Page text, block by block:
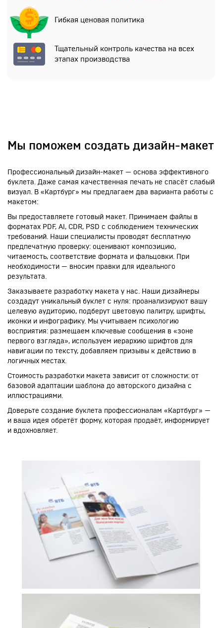
Гибкая ценовая политика
Тщательный контроль качества на всех
этапах производства
Мы поможем создать дизайн-макет
Профессиональный дизайн-макет — основа эффективного
буклета. Даже самая качественная печать не спасёт слабый
визуал. В «Картбург» мы предлагаем два варианта работы с
макетом:
Вы предоставляете готовый макет. Принимаем файлы в
форматах PDF, AI, CDR, PSD с соблюдением технических
требований. Наши специалисты проводят бесплатную
предпечатную проверку: оценивают композицию,
читаемость, соответствие формата и фальцовки. При
необходимости — вносим правки для идеального
результата.
Заказываете разработку макета у нас. Наши дизайнеры
создадут уникальный буклет с нуля: проанализируют вашу
целевую аудиторию, подберут цветовую палитру, шрифты,
иконки и инфографику. Мы учитываем психологию
восприятия: размещаем ключевые сообщения в «зоне
первого взгляда», используем иерархию шрифтов для
навигации по тексту, добавляем призывы к действию в
логичных местах.
Стоимость разработки макета зависит от сложности: от
базовой адаптации шаблона до авторского дизайна с
иллюстрациями.
Доверьте создание буклета профессионалам «Картбург» —
и ваша идея обретёт форму, которая продаёт, информирует
и вдохновляет.